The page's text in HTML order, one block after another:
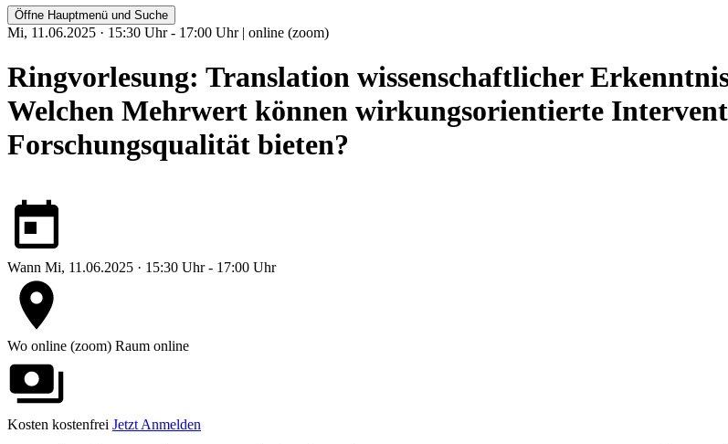
Öffne Hauptmenü und Suche
Mi, 11.06.2025 · 15:30 Uhr - 17:00 Uhr | online (zoom)
Ringvorlesung: Translation wissenschaftlicher
Welchen Mehrwert können wirkungsorientierte
Forschungsqualität bieten?
Wann Mi, 11.06.2025 · 15:30 Uhr - 17:00 Uhr
Wo online (zoom) Raum online
Kosten kostenfrei Jetzt Anmelden